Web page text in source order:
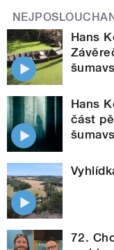
Hans
Hans
část
72.